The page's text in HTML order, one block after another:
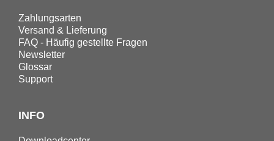
Zahlungsarten
Versand & Lieferung
FAQ - Häufig gestellte Fragen
Newsletter
Glossar
Support
INFO